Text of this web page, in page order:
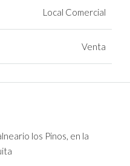
Local Comercial
Venta
los Pinos, en la